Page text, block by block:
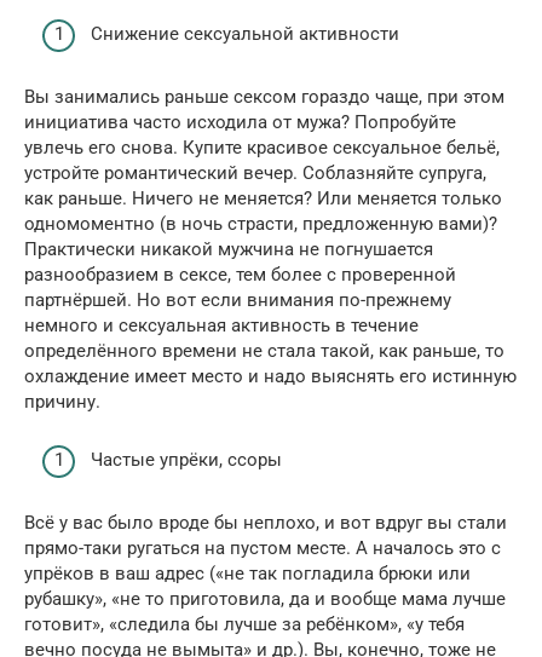
Снижение сексуальной активности
Вы занимались раньше сексом гораздо чаще, при этом
инициатива часто исходила от мужа? Попробуйте
увлечь его снова. Купите красивое сексуальное бельё,
устройте романтический вечер. Соблазняйте супруга,
как раньше. Ничего не меняется? Или меняется только
одномоментно (в ночь страсти, предложенную вами)?
Практически никакой мужчина не погнушается
разнообразием в сексе, тем более с проверенной
партнёршей. Но вот если внимания по-прежнему
немного и сексуальная активность в течение
определённого времени не стала такой, как раньше, то
охлаждение имеет место и надо выяснять его истинную
причину.
Частые упрёки, ссоры
Всё у вас было вроде бы неплохо, и вот вдруг вы стали
прямо-таки ругаться на пустом месте. А началось это с
упрёков в ваш адрес («не так погладила брюки или
рубашку», «не то приготовила, да и вообще мама лучше
готовит», «следила бы лучше за ребёнком», «у тебя
вечно посуда не вымыта» и др.). Вы, конечно, тоже не